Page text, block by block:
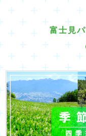
富士見